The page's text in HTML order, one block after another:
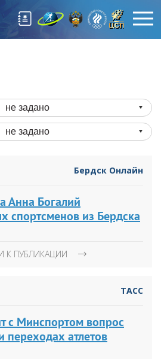
не задано
не задано
Бердск Онлайн
Анна Богалий
спортсменов из Бердска
К ПУБЛИКАЦИИ
ТАСС
с Минспортом вопрос
переходах атлетов